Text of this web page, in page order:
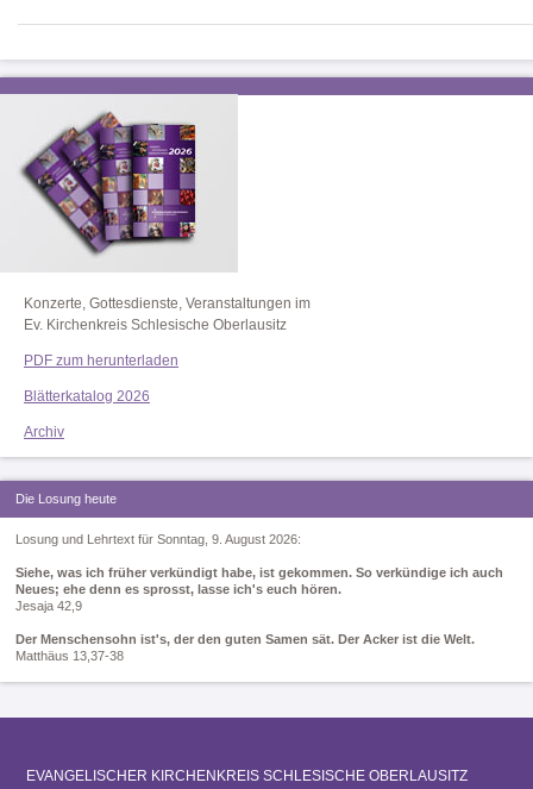
Konzerte, Gottesdienste, Veranstaltungen im
Ev. Kirchenkreis Schlesische Oberlausitz
PDF zum herunterladen
Blätterkatalog 2026
Archiv
Die Losung heute
Losung und Lehrtext für Sonntag, 9. August 2026:
Siehe, was ich früher verkündigt habe, ist gekommen. So verkündige ich auch
Neues; ehe denn es sprosst, lasse ich's euch hören.
Jesaja 42,9
Der Menschensohn ist's, der den guten Samen sät. Der Acker ist die Welt.
Matthäus 13,37-38
EVANGELISCHER KIRCHENKREIS SCHLESISCHE OBERLAUSITZ